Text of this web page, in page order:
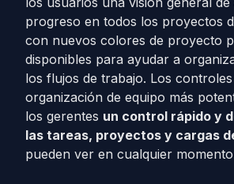
progreso en todos los proyectos
con nuevos colores de proyecto
disponibles para ayudar a
los flujos de trabajo. Los
organización de equipo más
los gerentes un control rápido y
las tareas, proyectos y cargas
pueden ver en cualquier